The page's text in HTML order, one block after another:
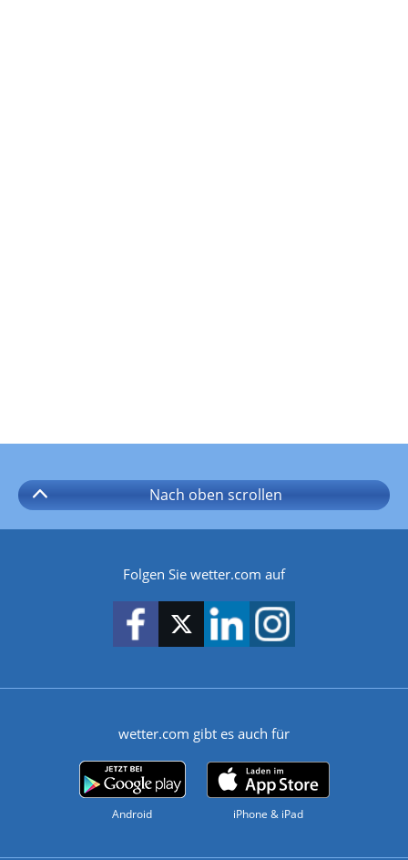
Nach oben scrollen
Folgen Sie wetter.com auf
wetter.com gibt es auch für
Android iPhone & iPad